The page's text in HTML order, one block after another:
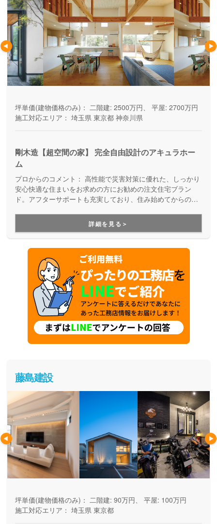
坪単価(建物価格のみ)： 二階建: 2500万円、 平屋: 2700万円
施工対応エリア： 埼玉県 東京都 神奈川県
剛木造【超空間の家】 完全自由設計のアキュラホー
ム
プロからのコメント： 高性能で災害対策に優れた、しっかり
安心快適な住まいをお求めの方にお勧めの注文住宅ブラン
ド。アフターサポートも充実しており、住み始めてからの暮
詳細を見る＞
藤島建設
坪単価(建物価格のみ)： 二階建: 90万円、 平屋: 100万円
施工対応エリア： 埼玉県 東京都